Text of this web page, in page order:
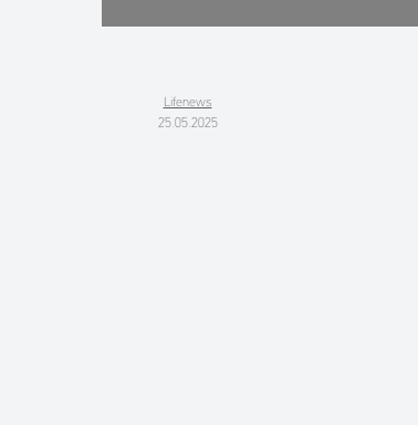
Lifenews
25.05.2025